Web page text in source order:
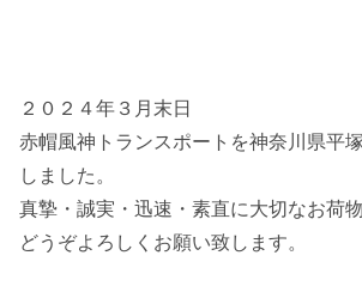
２０２４年３月末日
赤帽風神トランスポートを神奈川県平
しました。
真摯・誠実・迅速・素直に大切なお荷
どうぞよろしくお願い致します。